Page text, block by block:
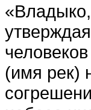
(имя рек)